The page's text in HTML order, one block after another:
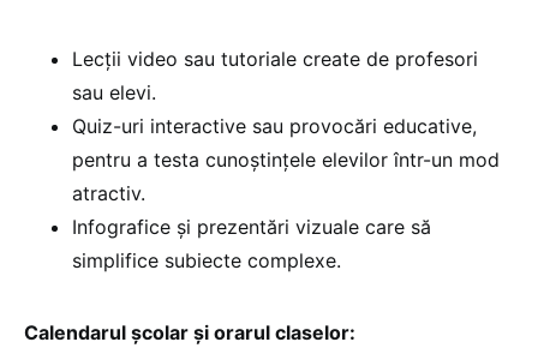
Lecții video sau tutoriale create de profesori
sau elevi.
Quiz-uri interactive sau provocări educative,
pentru a testa cunoștințele elevilor într-un mod
atractiv.
Infografice și prezentări vizuale care să
simplifice subiecte complexe.
Calendarul școlar și orarul claselor: